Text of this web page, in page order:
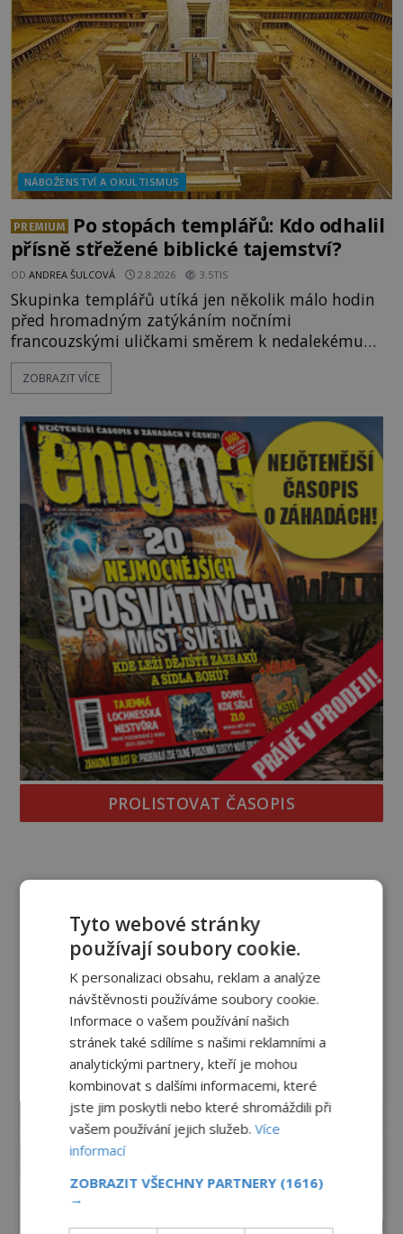
vrch Hr
NÁBOŽENSTVÍ A OKULTISMUS
PREMIUM
Po stopách templářů: Kdo odhalil
přísně střežené biblické tajemství?
OD ANDREA ŠULCOVÁ 2.8.2026 3.5TIS
Skupinka templářů utíká jen několik málo hodin
před hromadným zatýkáním nočními
francouzskými uličkami směrem k nedalekému
přístavu. Jeden z nich má přes ramena ranec s
tajemným obsahem. Kapitán lodi už na ně čeká.
vyplouváme,“ sdělí jim. „Kam máme namířeno,
kapitáne?“ zeptá se ho jeden z templářů. „Do Sk
ZOBRAZIT VÍCE
PROLISTOVAT ČASOPIS
reklama
Tyto webové stránky
používají soubory cookie.
K personalizaci obsahu, reklam a analýze
návštěvnosti používáme soubory cookie.
Informace o vašem používání našich
stránek také sdílíme s našimi reklamními a
analytickými partnery, kteří je mohou
kombinovat s dalšími informacemi, které
jste jim poskytli nebo které shromáždili při
vašem používání jejich služeb.Více
informací
ZOBRAZIT VŠECHNY PARTNERY (1616)
→